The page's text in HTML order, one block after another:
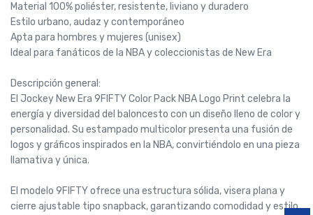
Material 100% poliéster, resistente, liviano y duradero
Estilo urbano, audaz y contemporáneo
Apta para hombres y mujeres (unisex)
Ideal para fanáticos de la NBA y coleccionistas de New Era
Descripción general:
El Jockey New Era 9FIFTY Color Pack NBA Logo Print celebra la
energía y diversidad del baloncesto con un diseño lleno de color y
personalidad. Su estampado multicolor presenta una fusión de
logos y gráficos inspirados en la NBA, convirtiéndolo en una pieza
llamativa y única.
El modelo 9FIFTY ofrece una estructura sólida, visera plana y
cierre ajustable tipo snapback, garantizando comodidad y estilo.